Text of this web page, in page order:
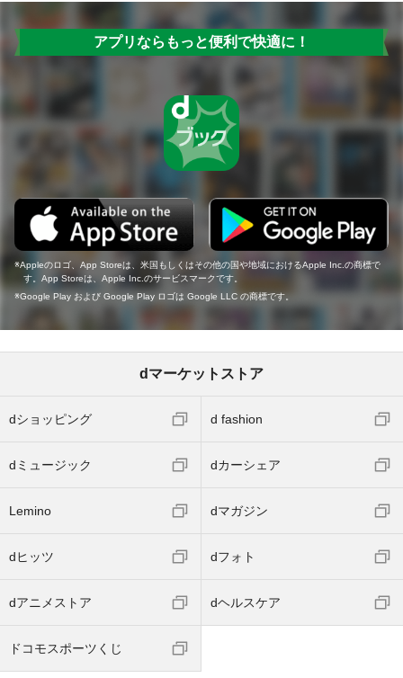
アプリならもっと便利で快適に！
Appleのロゴ、App Storeは、米国もしくはその他の国や地域におけるApple Inc.の商標で
す。App Storeは、Apple Inc.のサービスマークです。
Google Play および Google Play ロゴは Google LLC の商標です。
dマーケットストア
dショッピング d fashion
dミュージック dカーシェア
Lemino dマガジン
dヒッツ dフォト
dアニメストア dヘルスケア
ドコモスポーツくじ